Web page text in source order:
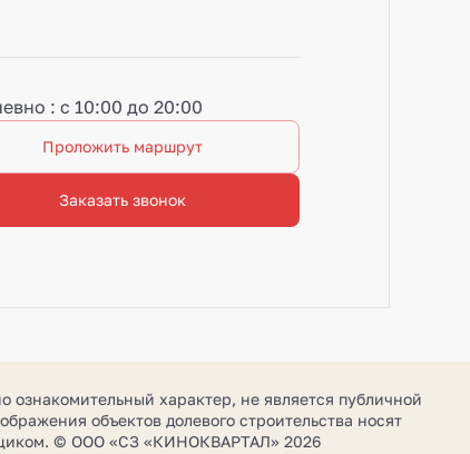
: с 10:00 до 20:00
Проложить маршрут
Заказать звонок
характер, не является публичной
объектов долевого строительства носят
© ООО «СЗ «КИНОКВАРТАЛ» 2026